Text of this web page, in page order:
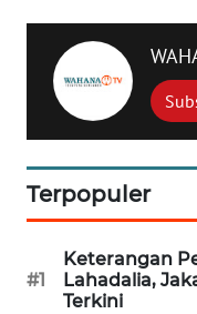
Terpopuler
#1
Keterangan
Lahadalia,
Terkini
WN
PURWAKARTA
TIMUR
SEMARANG